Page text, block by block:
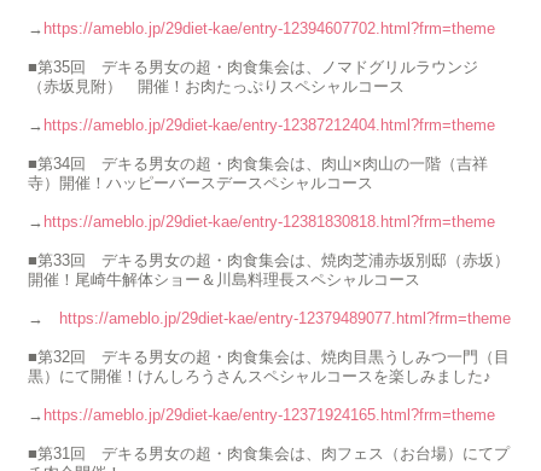
→ https://ameblo.jp/29diet-kae/entry-12394607702.html?frm=theme
■第35回 デキる男女の超・肉食集会は、ノマドグリルラウンジ
（赤坂見附） 開催！お肉たっぷりスペシャルコース
→ https://ameblo.jp/29diet-kae/entry-12387212404.html?frm=theme
■第34回 デキる男女の超・肉食集会は、肉山×肉山の一階（吉祥
寺）開催！ハッピーバースデースペシャルコース
→ https://ameblo.jp/29diet-kae/entry-12381830818.html?frm=theme
■第33回 デキる男女の超・肉食集会は、焼肉芝浦赤坂別邸（赤坂）
開催！尾崎牛解体ショー＆川島料理長スペシャルコース
→ https://ameblo.jp/29diet-kae/entry-12379489077.html?frm=theme
■第32回 デキる男女の超・肉食集会は、焼肉目黒うしみつ一門（目
黒）にて開催！けんしろうさんスペシャルコースを楽しみました♪
→ https://ameblo.jp/29diet-kae/entry-12371924165.html?frm=theme
■第31回 デキる男女の超・肉食集会は、肉フェス（お台場）にてプ